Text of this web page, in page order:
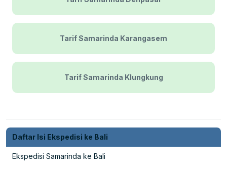
Tarif Samarinda Karangasem
Tarif Samarinda Klungkung
Daftar Isi Ekspedisi ke Bali
Ekspedisi Samarinda ke Bali